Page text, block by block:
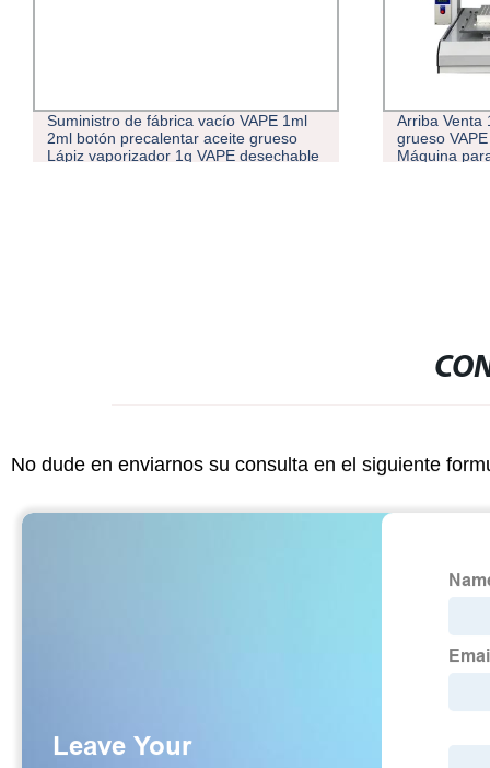
Suministro de fábrica vacío VAPE 1ml
2ml botón precalentar aceite grueso
Lápiz vaporizador 1g VAPE desechable
Arriba Venta
grueso
Máquina
No dude en enviarnos su consulta en el siguiente